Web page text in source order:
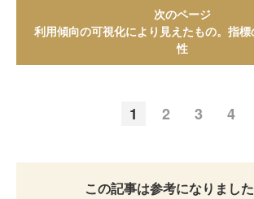
次のページ
利用傾向の可視化により見えたもの。指
性
1 2 3 4
この記事は参考になりまし